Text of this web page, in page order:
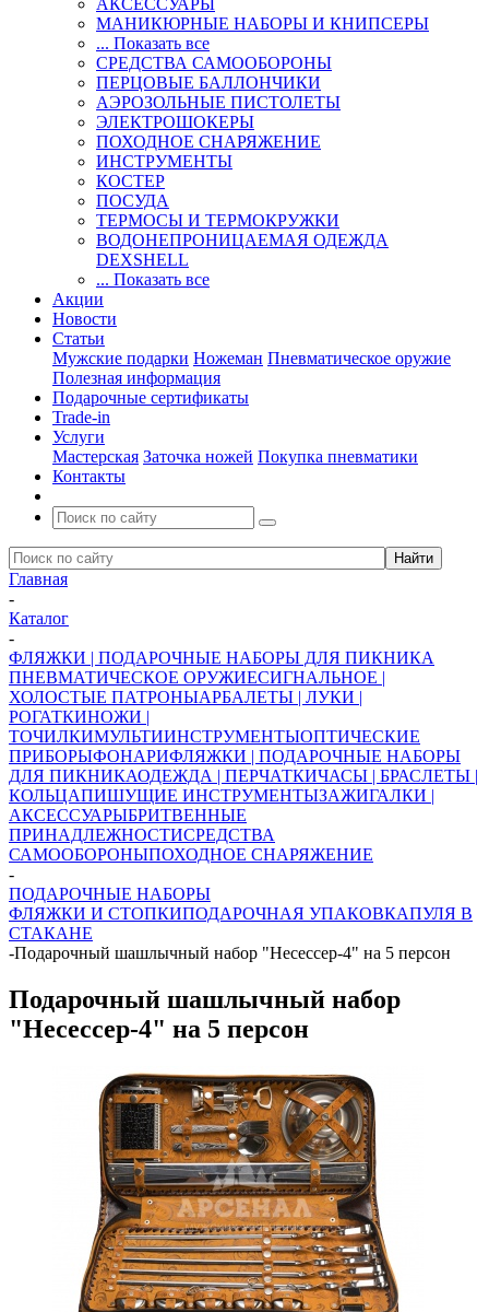
АКСЕССУАРЫ
МАНИКЮРНЫЕ НАБОРЫ И КНИПСЕРЫ
... Показать все
СРЕДСТВА САМООБОРОНЫ
ПЕРЦОВЫЕ БАЛЛОНЧИКИ
АЭРОЗОЛЬНЫЕ ПИСТОЛЕТЫ
ЭЛЕКТРОШОКЕРЫ
ПОХОДНОЕ СНАРЯЖЕНИЕ
ИНСТРУМЕНТЫ
КОСТЕР
ПОСУДА
ТЕРМОСЫ И ТЕРМОКРУЖКИ
ВОДОНЕПРОНИЦАЕМАЯ ОДЕЖДА
DEXSHELL
... Показать все
Акции
Новости
Статьи
Мужские подарки Ножеман Пневматическое оружие
Полезная информация
Подарочные сертификаты
Trade-in
Услуги
Мастерская Заточка ножей Покупка пневматики
Контакты
Главная
-
Каталог
-
ФЛЯЖКИ | ПОДАРОЧНЫЕ НАБОРЫ ДЛЯ ПИКНИКА
ПНЕВМАТИЧЕСКОЕ ОРУЖИЕСИГНАЛЬНОЕ |
ХОЛОСТЫЕ ПАТРОНЫАРБАЛЕТЫ | ЛУКИ |
РОГАТКИНОЖИ |
ТОЧИЛКИМУЛЬТИИНСТРУМЕНТЫОПТИЧЕСКИЕ
ПРИБОРЫФОНАРИФЛЯЖКИ | ПОДАРОЧНЫЕ НАБОРЫ
ДЛЯ ПИКНИКАОДЕЖДА | ПЕРЧАТКИЧАСЫ | БРАСЛЕТЫ |
КОЛЬЦАПИШУЩИЕ ИНСТРУМЕНТЫЗАЖИГАЛКИ |
АКСЕССУАРЫБРИТВЕННЫЕ
ПРИНАДЛЕЖНОСТИСРЕДСТВА
САМООБОРОНЫПОХОДНОЕ СНАРЯЖЕНИЕ
-
ПОДАРОЧНЫЕ НАБОРЫ
ФЛЯЖКИ И СТОПКИПОДАРОЧНАЯ УПАКОВКАПУЛЯ В
СТАКАНЕ
-Подарочный шашлычный набор "Несессер-4" на 5 персон
Подарочный шашлычный набор
"Несессер-4" на 5 персон